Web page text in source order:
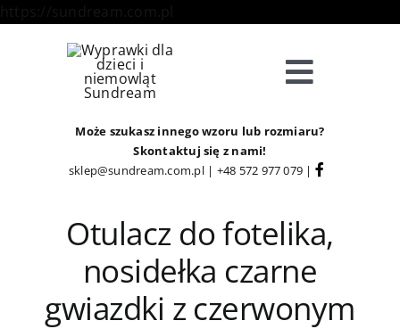
Toggle
Sklep
Strefa Klienta
Informacje
Może szukasz innego wzoru lub rozmiaru?
Skontaktuj się z nami!
sklep@sundream.com.pl| +48 572 977 079 |
Otulacz do fotelika,
nosidełka czarne
gwiazdki z czerwonym